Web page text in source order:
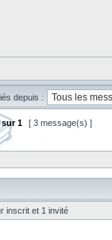
depuis :
sur1 [ 3 message(s) ]
inscrit et 1 invité